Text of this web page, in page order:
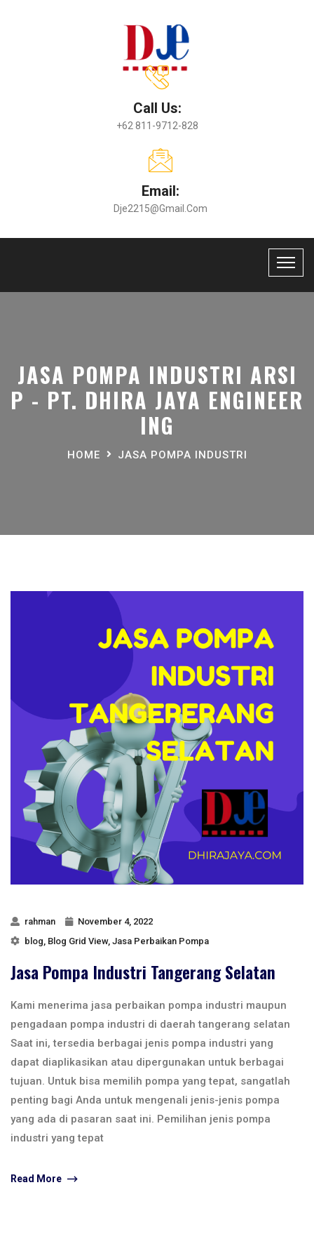
Call Us:
+62 811-9712-828
Email:
Dje2215@gmail.com
JASA POMPA INDUSTRI ARSI
P - PT. DHIRA JAYA ENGINEER
ING
HOME JASA POMPA INDUSTRI
rahman
November 4, 2022
blog, Blog Grid View, Jasa Perbaikan Pompa
Jasa Pompa Industri Tangerang Selatan
Kami menerima jasa perbaikan pompa industri maupun
pengadaan pompa industri di daerah tangerang selatan
Saat ini, tersedia berbagai jenis pompa industri yang
dapat diaplikasikan atau dipergunakan untuk berbagai
tujuan. Untuk bisa memilih pompa yang tepat, sangatlah
penting bagi Anda untuk mengenali jenis-jenis pompa
yang ada di pasaran saat ini. Pemilihan jenis pompa
industri yang tepat
Read More